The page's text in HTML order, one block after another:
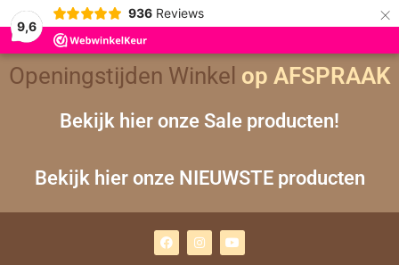
9,6
936 Reviews ×
Openingstijden Winkel op AFSPRAAK
Bekijk hier onze Sale producten!
Bekijk hier onze NIEUWSTE producten
a
c
n
s
o
u